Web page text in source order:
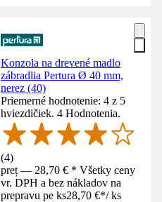
Konzola na drevené madlo
zábradlia Pertura Ø 40 mm,
nerez (40)
Priemerné hodnotenie: 4 z 5
hviezdičiek. 4 Hodnotenia.
(4)
preț — 28,70 € * Všetky ceny
vr. DPH a bez nákladov na
prepravu pe ks28,70 €*/ ks